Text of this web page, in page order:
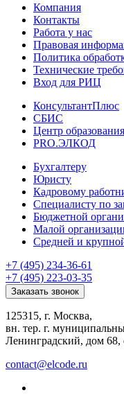
Компания
Контакты
Работа у нас
Правовая
Политика
Технические
Вход для РИЦ
КонсультантПлюс
СБИС
Центр образования
PRO.ЭЛКОД
Бухгалтеру
Юристу
Кадровому
Специалисту по
Бюджетной
Малой
Средней и
+7 (495) 234-36-61
+7 (495) 223-03-35
Заказать звонок
125315, г. Москва,
вн. тер. г.
Ленинградский, дом 68,
contact@elcode.ru